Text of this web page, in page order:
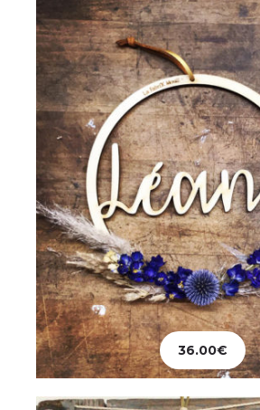
Ajouter au panier
36.00€
Décoration
Fanion Famille
26.00€